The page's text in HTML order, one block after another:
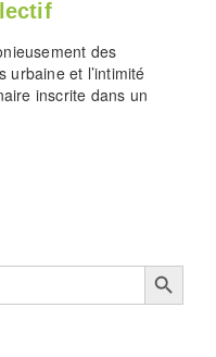
des
urbaine et l’intimité
inscrite dans un
Search Button